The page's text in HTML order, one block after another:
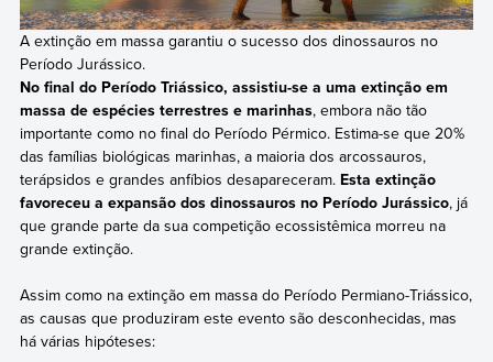
A extinção em massa garantiu o sucesso dos dinossauros no
Período Jurássico.
No final do Período Triássico, assistiu-se a uma extinção em
massa de espécies terrestres e marinhas, embora não tão
importante como no final do Período Pérmico. Estima-se que 20%
das famílias biológicas marinhas, a maioria dos arcossauros,
terápsidos e grandes anfíbios desapareceram. Esta extinção
favoreceu a expansão dos dinossauros no Período Jurássico, já
que grande parte da sua competição ecossistêmica morreu na
grande extinção.
Assim como na extinção em massa do Período Permiano-Triássico,
as causas que produziram este evento são desconhecidas, mas
há várias hipóteses: